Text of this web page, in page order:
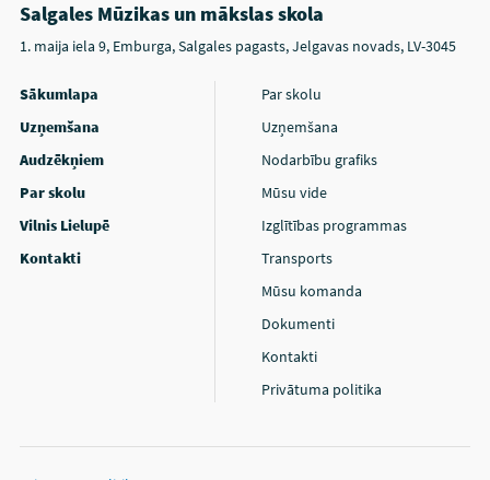
Salgales Mūzikas un mākslas skola
1. maija iela 9, Emburga, Salgales pagasts, Jelgavas novads, LV-3045
Sākumlapa
Uzņemšana
Audzēkņiem
Par skolu
Vilnis Lielupē
Kontakti
Par skolu
Uzņemšana
Nodarbību grafiks
Mūsu vide
Izglītības programmas
Transports
Mūsu komanda
Dokumenti
Kontakti
Privātuma politika